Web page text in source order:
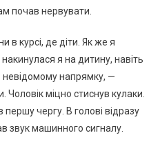
почав нервувати.
в курсі, де діти. Як же я
я на дитину, навіть
невідомому напрямку, —
міцно стиснув кулаки.
чергу. В голові відразу
звук машинного сигналу.